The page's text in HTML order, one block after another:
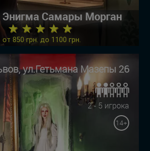
Энигма Самары Морган
★ ★ ★ ★ ★
от 850 грн. до 1100 грн.
ул.Гетьмана Мазепы 26
2 - 5 игрока
14+